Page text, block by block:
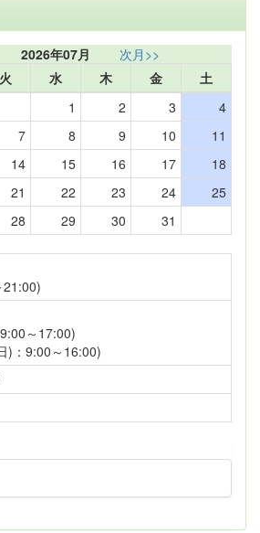
2026年07月
次月>>
火 水 木 金
土
1
2 3
4
7 8 9 10
11
14 15 16 17
18
21 22 23 24
25
28 29 30 31
21:00)
～17:00)
)：9:00～16:00)